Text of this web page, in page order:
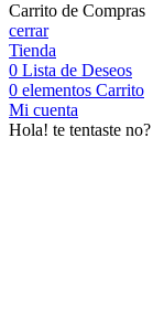
Carrito de Compras
cerrar
Tienda
0 Lista de Deseos
0 elementos Carrito
Mi cuenta
Hola! te tentaste no?